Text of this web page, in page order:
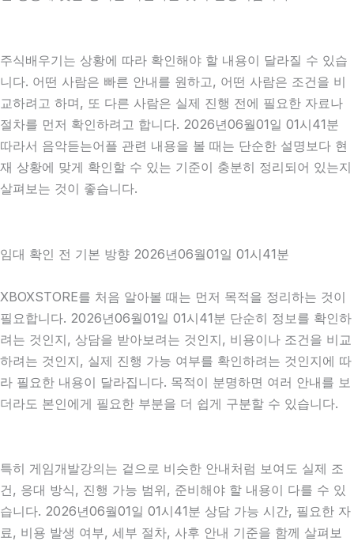
주식배우기는 상황에 따라 확인해야 할 내용이 달라질 수 있습
니다. 어떤 사람은 빠른 안내를 원하고, 어떤 사람은 조건을 비
교하려고 하며, 또 다른 사람은 실제 진행 전에 필요한 자료나
절차를 먼저 확인하려고 합니다. 2026년06월01일 01시41분
따라서 음악듣는어플 관련 내용을 볼 때는 단순한 설명보다 현
재 상황에 맞게 확인할 수 있는 기준이 충분히 정리되어 있는지
살펴보는 것이 좋습니다.
임대 확인 전 기본 방향 2026년06월01일 01시41분
XBOXSTORE를 처음 알아볼 때는 먼저 목적을 정리하는 것이
필요합니다. 2026년06월01일 01시41분 단순히 정보를 확인하
려는 것인지, 상담을 받아보려는 것인지, 비용이나 조건을 비교
하려는 것인지, 실제 진행 가능 여부를 확인하려는 것인지에 따
라 필요한 내용이 달라집니다. 목적이 분명하면 여러 안내를 보
더라도 본인에게 필요한 부분을 더 쉽게 구분할 수 있습니다.
특히 게임개발강의는 겉으로 비슷한 안내처럼 보여도 실제 조
건, 응대 방식, 진행 가능 범위, 준비해야 할 내용이 다를 수 있
습니다. 2026년06월01일 01시41분 상담 가능 시간, 필요한 자
료, 비용 발생 여부, 세부 절차, 사후 안내 기준을 함께 살펴보